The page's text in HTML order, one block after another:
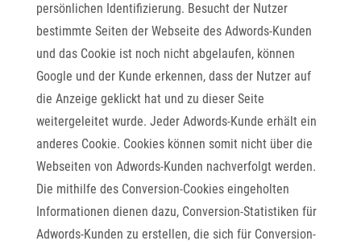
persönlichen Identifizierung. Besucht der Nutzer
bestimmte Seiten der Webseite des Adwords-Kunden
und das Cookie ist noch nicht abgelaufen, können
Google und der Kunde erkennen, dass der Nutzer auf
die Anzeige geklickt hat und zu dieser Seite
weitergeleitet wurde. Jeder Adwords-Kunde erhält ein
anderes Cookie. Cookies können somit nicht über die
Webseiten von Adwords-Kunden nachverfolgt werden.
Die mithilfe des Conversion-Cookies eingeholten
Informationen dienen dazu, Conversion-Statistiken für
Adwords-Kunden zu erstellen, die sich für Conversion-